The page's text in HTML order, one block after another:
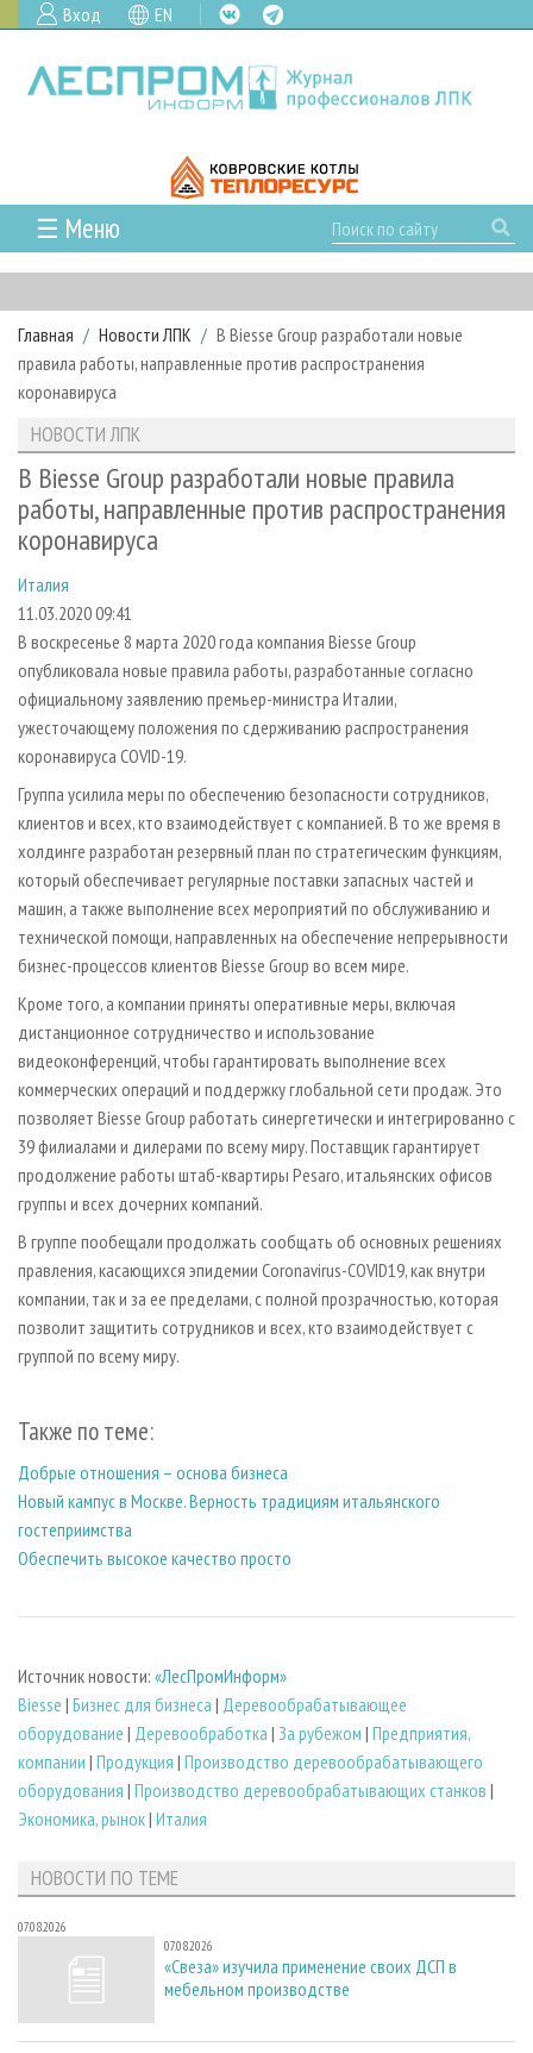
Вход EN
☰ Меню
ГЛАВНАЯ
РУБРИКИ И ТЕМЫ
РУБРИКИ ЖУРНАЛА
ЛЕСНОЕ ХОЗЯЙСТВО
ЛЕСОЗАГОТОВКА
ЛЕСОПИЛЕНИЕ
ДЕРЕВООБРАБОТКА
СУШКА ДРЕВЕСИНЫ
ПРОИЗВОДСТВО ДРЕВЕСНЫХ ПЛИТ
ДЕРЕВЯННОЕ ДОМОСТРОЕНИЕ
ПРОИЗВОДСТВО МЕБЕЛИ
БИОЭНЕРГЕТИКА
ЦБП
ИНСТРУМЕНТ И МАТЕРИАЛЫ
НОВОСТИ
КАЛЕНДАРЬ СОБЫТИЙ
НОВОСТИ ЛПК
НОВОСТИ ЖУРНАЛА
НОВОСТИ КОМПАНИЙ
ПРОЕКТЫ ЛПИ
АНАЛИТИКА
ПРЕДПРИЯТИЯ ЛПК
ЛЕСНЫЕ РЕГИОНЫ РОССИИ
ПЕРСОНЫ
МОБИЛЬНЫЕ ВЫСТАВКИ
ОФИЦИАЛЬНЫЕ ДЕЛЕГАЦИИ
ПРИОРИТЕТНЫЕ ИНВЕСТПРОЕКТЫ
RUSSIAN FORESTRY REVIEW
ГАЗЕТА ЛЕСПРОМФОРУМ
БИБЛИОТЕКА СПЕЦИАЛИСТА
АРХИВ
АРХИВ ЖУРНАЛОВ
СТАТЬИ
О ЖУРНАЛЕ
ПОДПИСКА
КОНТАКТЫ
РЕКЛАМОДАТЕЛЯМ
РЕКЛАМА
РЕКЛАМА НА САЙТЕ
Главная Новости ЛПК
В Biesse Group разработали новые
правила работы, направленные против распространения
коронавируса
НОВОСТИ ЛПК
В Biesse Group разработали новые правила
работы, направленные против распространения
коронавируса
Италия
11.03.2020 09:41
В воскресенье 8 марта 2020 года компания Biesse Group
опубликовала новые правила работы, разработанные согласно
официальному заявлению премьер-министра Италии,
ужесточающему положения по сдерживанию распространения
коронавируса COVID-19.
Группа усилила меры по обеспечению безопасности сотрудников,
клиентов и всех, кто взаимодействует с компанией. В то же время в
холдинге разработан резервный план по стратегическим функциям,
который обеспечивает регулярные поставки запасных частей и
машин, а также выполнение всех мероприятий по обслуживанию и
технической помощи, направленных на обеспечение непрерывности
бизнес-процессов клиентов Biesse Group во всем мире.
Кроме того, а компании приняты оперативные меры, включая
дистанционное сотрудничество и использование
видеоконференций, чтобы гарантировать выполнение всех
коммерческих операций и поддержку глобальной сети продаж. Это
позволяет Biesse Group работать синергетически и интегрированно с
39 филиалами и дилерами по всему миру. Поставщик гарантирует
продолжение работы штаб-квартиры Pesaro, итальянских офисов
группы и всех дочерних компаний.
В группе пообещали продолжать сообщать об основных решениях
правления, касающихся эпидемии Coronavirus-COVID19, как внутри
компании, так и за ее пределами, с полной прозрачностью, которая
позволит защитить сотрудников и всех, кто взаимодействует с
группой по всему миру.
Также по теме:
Добрые отношения – основа бизнеса
Новый кампус в Москве. Верность традициям итальянского
гостеприимства
Обеспечить высокое качество просто
Источник новости: «ЛесПромИнформ»
Biesse | Бизнес для бизнеса | Деревообрабатывающее
оборудование | Деревообработка | За рубежом | Предприятия,
компании | Продукция | Производство деревообрабатывающего
оборудования | Производство деревообрабатывающих станков |
Экономика, рынок| Италия
НОВОСТИ ПО ТЕМЕ
07.08.2026
07.08.2026
«Свеза» изучила применение своих ДСП в
мебельном производстве